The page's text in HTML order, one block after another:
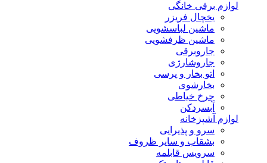
لوازم برقی خانگی
یخچال فریزر
ماشین لباسشویی
ماشین ظرفشویی
جاروبرقی
جاروشارژی
اتو بخار و پرسی
بخارشوی
چرخ خیاطی
آبسردکن
لوازم آشپزخانه
سرو و پذیرایی
بشقاب و سایر ظروف
سرویس قابلمه